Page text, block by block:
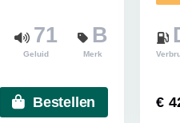
71
Geluid
B
Merk
Bestellen €